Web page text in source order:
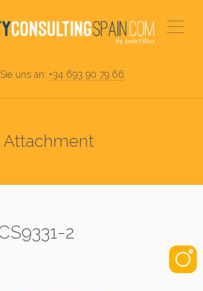
uns an: +34 693 90 79 66
Attachment
2